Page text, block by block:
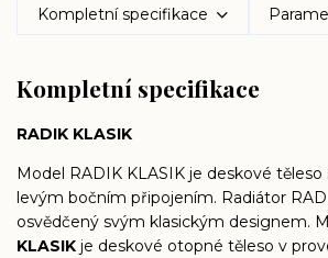
Kompletní specifikace
Kompletní specifikace
RADIK KLASIK
Model RADIK KLASIK je deskové
levým bočním připojením. Radiátor
osvědčený svým klasickým designem.
KLASIK je deskové otopné těleso v